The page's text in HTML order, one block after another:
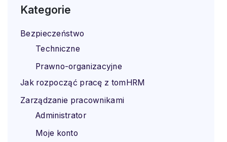
Kategorie
Bezpieczeństwo
Techniczne
Prawno-organizacyjne
Jak rozpocząć pracę z tomHRM
Zarządzanie pracownikami
Administrator
Moje konto